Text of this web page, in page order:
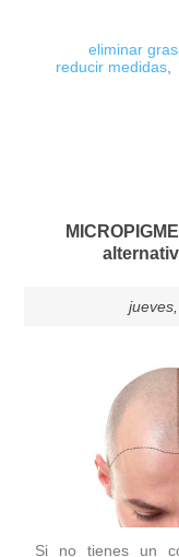
eliminar
reducir medidas
Si no tienes un